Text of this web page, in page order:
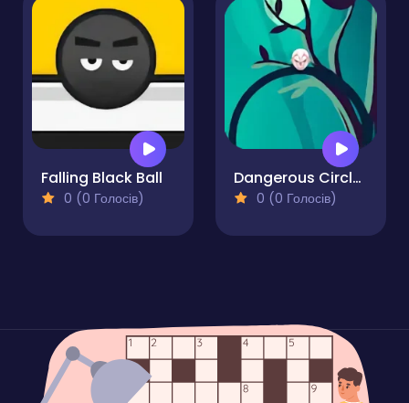
Falling Black Ball
0 (0 Голосів)
Dangerous Circle Online
0 (0 Голосів)